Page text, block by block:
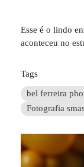
Esse é o lindo
aconteceu no
Tags
bel ferreira
Fotografia